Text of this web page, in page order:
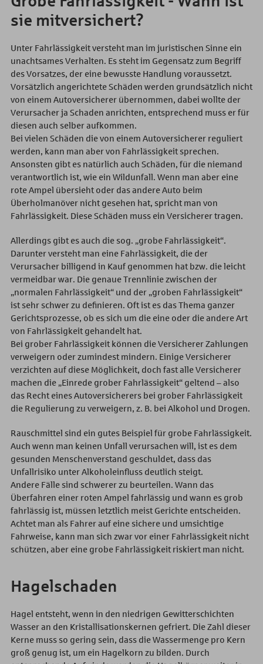
sie mitversichert?
Unter Fahrlässigkeit versteht man im juristischen Sinne ein
unachtsames Verhalten. Es steht im Gegensatz zum Begriff
des Vorsatzes, der eine bewusste Handlung voraussetzt.
Vorsätzlich angerichtete Schäden werden grundsätzlich nicht
von einem Autoversicherer übernommen, dabei wollte der
Verursacher ja Schaden anrichten, entsprechend muss er für
diesen auch selber aufkommen.
Bei vielen Schäden die von einem Autoversicherer reguliert
werden, kann man aber von Fahrlässigkeit sprechen.
Ansonsten gibt es natürlich auch Schäden, für die niemand
verantwortlich ist, wie ein Wildunfall. Wenn man aber eine
rote Ampel übersieht oder das andere Auto beim
Überholmanöver nicht gesehen hat, spricht man von
Fahrlässigkeit. Diese Schäden muss ein Versicherer tragen.
Allerdings gibt es auch die sog. „grobe Fahrlässigkeit“.
Darunter versteht man eine Fahrlässigkeit, die der
Verursacher billigend in Kauf genommen hat bzw. die leicht
vermeidbar war. Die genaue Trennlinie zwischen der
„normalen Fahrlässigkeit“ und der „groben Fahrlässigkeit“
ist sehr schwer zu definieren. Oft ist es das Thema ganzer
Gerichtsprozesse, ob es sich um die eine oder die andere Art
von Fahrlässigkeit gehandelt hat.
Bei grober Fahrlässigkeit können die Versicherer Zahlungen
verweigern oder zumindest mindern. Einige Versicherer
verzichten auf diese Möglichkeit, doch fast alle Versicherer
machen die „Einrede grober Fahrlässigkeit“ geltend – also
das Recht eines Autoversicherers bei grober Fahrlässigkeit
die Regulierung zu verweigern, z. B. bei Alkohol und Drogen.
Rauschmittel sind ein gutes Beispiel für grobe Fahrlässigkeit.
Auch wenn man keinen Unfall verursachen will, ist es dem
gesunden Menschenverstand geschuldet, dass das
Unfallrisiko unter Alkoholeinfluss deutlich steigt.
Andere Fälle sind schwerer zu beurteilen. Wann das
Überfahren einer roten Ampel fahrlässig und wann es grob
fahrlässig ist, müssen letztlich meist Gerichte entscheiden.
Achtet man als Fahrer auf eine sichere und umsichtige
Fahrweise, kann man sich zwar vor einer Fahrlässigkeit nicht
schützen, aber eine grobe Fahrlässigkeit riskiert man nicht.
Hagelschaden
Hagel entsteht, wenn in den niedrigen Gewitterschichten
Wasser an den Kristallisationskernen gefriert. Die Zahl dieser
Kerne muss so gering sein, dass die Wassermenge pro Kern
groß genug ist, um ein Hagelkorn zu bilden. Durch